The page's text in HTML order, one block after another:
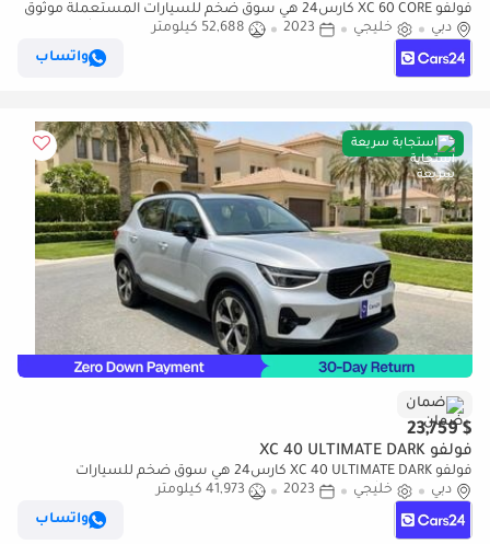
فولفو XC 60 CORE كارس24 هي سوق ضخم للسيارات المستعملة موثوق
ومضمون ٪كارس24 هي سوق ضخم للسيارات المستعملة موثوق
دبي خليجي 2023
52,688 كيلومتر
واتساب
استجابة سريعة
ضمان
$ 23,759
فولفو XC 40 ULTIMATE DARK
فولفو XC 40 ULTIMATE DARK كارس24 هي سوق ضخم للسيارات
المستعملة موثوق ومضمون ٪كارس24 هي سوق ضخم للسيارات
المستعملة موثوق ومضمون
دبي خليجي 2023
41,973 كيلومتر
واتساب